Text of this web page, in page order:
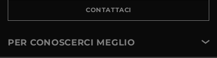
CONTATTACI
PER CONOSCERCI MEGLIO